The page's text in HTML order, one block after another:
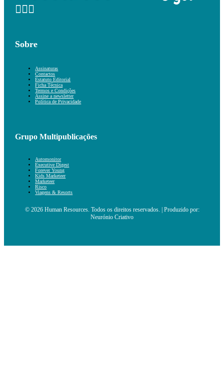
Sobre
Assinaturas
Contactos
Estatuto Editorial
Ficha Técnica
Termos e Condições
Assine a newsletter
Política de Privacidade
Grupo Multipublicações
Automonitor
Executive Digest
Forever Young
Kids Marketeer
Marketeer
Risco
Viagens & Resorts
© 2026 Human Resources. Todos os direitos reservados. | Produzido por:
Neurónio Criativo